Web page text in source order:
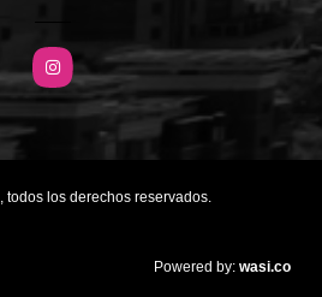
Instagram
, todos los derechos reservados.
Powered by: wasi.co